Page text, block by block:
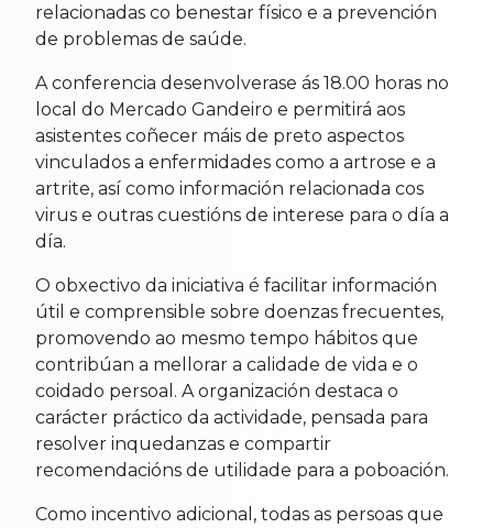
relacionadas co benestar físico e a prevención
de problemas de saúde.
A conferencia desenvolverase ás 18.00 horas no
local do Mercado Gandeiro e permitirá aos
asistentes coñecer máis de preto aspectos
vinculados a enfermidades como a artrose e a
artrite, así como información relacionada cos
virus e outras cuestións de interese para o día a
día.
O obxectivo da iniciativa é facilitar información
útil e comprensible sobre doenzas frecuentes,
promovendo ao mesmo tempo hábitos que
contribúan a mellorar a calidade de vida e o
coidado persoal. A organización destaca o
carácter práctico da actividade, pensada para
resolver inquedanzas e compartir
recomendacións de utilidade para a poboación.
Como incentivo adicional, todas as persoas que